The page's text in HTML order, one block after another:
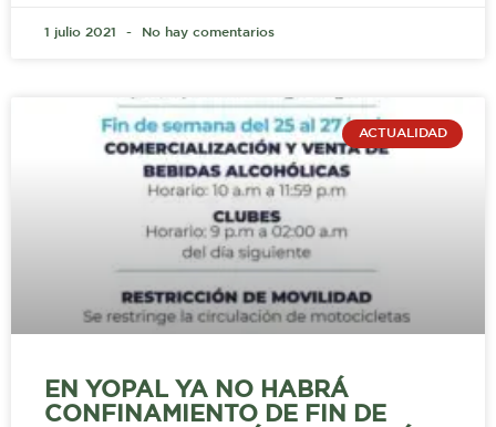
1 julio 2021 No hay comentarios
ACTUALIDAD
EN YOPAL YA NO HABRÁ
CONFINAMIENTO DE FIN DE